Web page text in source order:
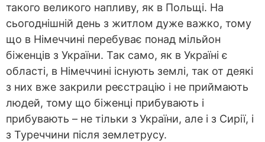
такого великого напливу, як в Польщі. На
сьогоднішній день з житлом дуже важко, тому
що в Німеччині перебуває понад мільйон
біженців з України. Так само, як в Україні є
області, в Німеччині існують землі, так от деякі
з них вже закрили реєстрацію і не приймають
людей, тому що біженці прибувають і
прибувають – не тільки з України, але і з Сирії, і
з Туреччини після землетрусу.